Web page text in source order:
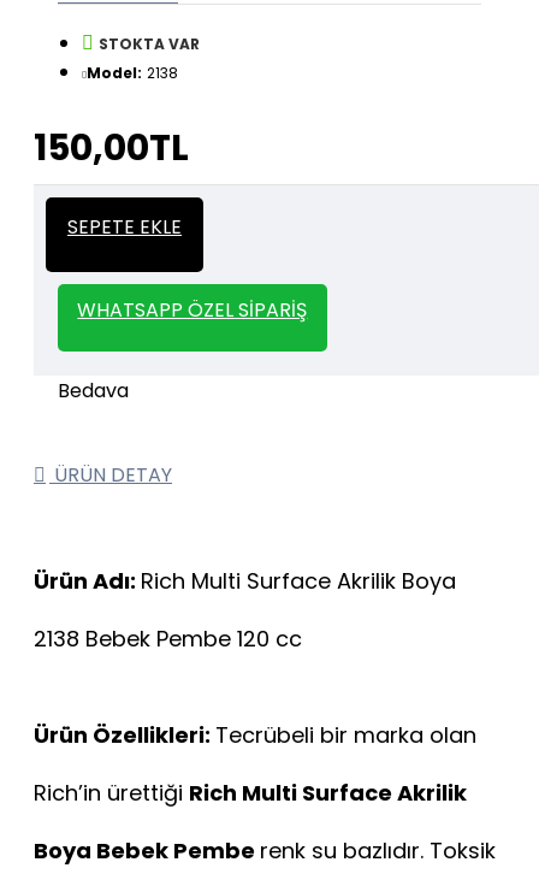
STOKTA VAR
Model: 2138
150,00TL
SEPETE EKLE
WHATSAPP ÖZEL SIPARIŞ
Kalın
İtalyan Sıva ve Dekorasyon amaçlı
kullanılan kalın stencil siparişleriniz için
geçebilirsiniz.
ÜRÜN DETAY
Ürün Adı: Rich Multi Surface Akrilik Boya
2138 Bebek Pembe 120 cc
Ürün Özellikleri: Tecrübeli bir marka olan
Rich’in ürettiği Rich Multi Surface Akrilik
Boya Bebek Pembe renk su bazlıdır. Toksik